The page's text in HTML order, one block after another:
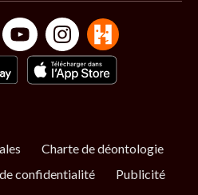
Charte de déontologie
confidentialité
Publicité